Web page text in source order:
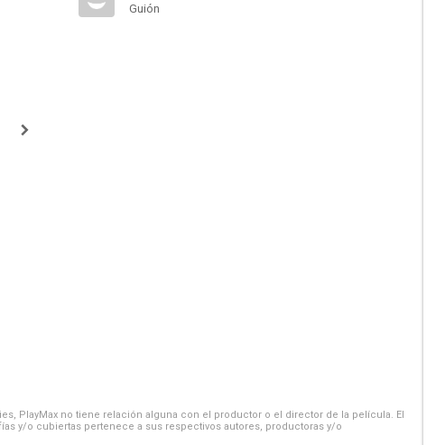
Guión
PlayMax no tiene relación alguna con el productor o el director de la película. El
y/o cubiertas pertenece a sus respectivos autores, productoras y/o